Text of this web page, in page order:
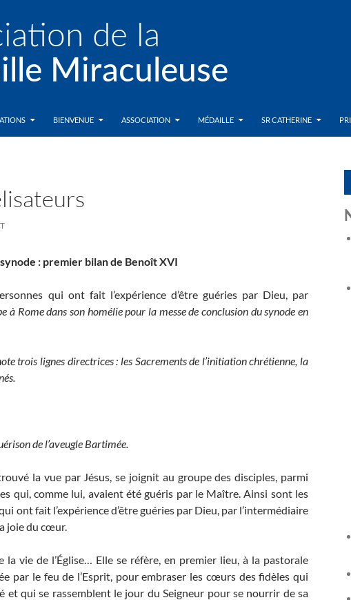
BIENVENUE ASSOCIATION MÉDAILLE SR CATHERINE
: premier bilan de Benoît XVI
qui ont fait l’expérience d’être guéries par Dieu, par
à Rome dans son homélie pour la messe de conclusion du synode en
trois lignes directrices : les Sacrements de l’initiation chrétienne, la
de l’aveugle Bartimée.
la vue par Jésus, se joignit au groupe des disciples, parmi
qui, comme lui, avaient été guéris par le Maître. Ainsi sont les
ont fait l’expérience d’être guéries par Dieu, par l’intermédiaire
joie du cœur.
vie de l’Église… Elle se réfère, en premier lieu, à la pastorale
par le feu de l’Esprit, pour embraser les cœurs des fidèles qui
qui se rassemblent le jour du Seigneur pour se nourrir de sa